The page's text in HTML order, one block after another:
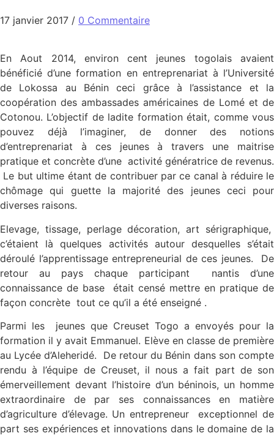
17 janvier 2017 / 0 Commentaire
En Aout 2014, environ cent jeunes togolais avaient
bénéficié d’une formation en entreprenariat à l’Université
de Lokossa au Bénin ceci grâce à l’assistance et la
coopération des ambassades américaines de Lomé et de
Cotonou. L’objectif de ladite formation était, comme vous
pouvez déjà l’imaginer, de donner des notions
d’entreprenariat à ces jeunes à travers une maitrise
pratique et concrète d’une activité génératrice de revenus.
Le but ultime étant de contribuer par ce canal à réduire le
chômage qui guette la majorité des jeunes ceci pour
diverses raisons.
Elevage, tissage, perlage décoration, art sérigraphique,
c’étaient là quelques activités autour desquelles s’était
déroulé l’apprentissage entrepreneurial de ces jeunes. De
retour au pays chaque participant nantis d’une
connaissance de base était censé mettre en pratique de
façon concrète tout ce qu’il a été enseigné .
Parmi les jeunes que Creuset Togo a envoyés pour la
formation il y avait Emmanuel. Elève en classe de première
au Lycée d’Aleheridé. De retour du Bénin dans son compte
rendu à l’équipe de Creuset, il nous a fait part de son
émerveillement devant l’histoire d’un béninois, un homme
extraordinaire de par ses connaissances en matière
d’agriculture d’élevage. Un entrepreneur exceptionnel de
part ses expériences et innovations dans le domaine de la